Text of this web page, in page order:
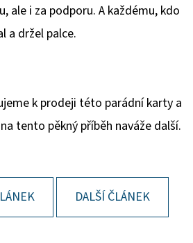
ale i za podporu. A každému, kdo
a držel palce.
k prodeji této parádní karty a
tento pěkný příběh naváže další.
DALŠÍ ČLÁNEK